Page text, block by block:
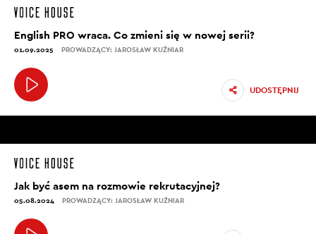
English PRO wraca. Co zmieni się w nowej serii?
01.09.2025 PROWADZĄCY: JAROSŁAW KUŹNIAR
UDOSTĘPNIJ
Jak być asem na rozmowie rekrutacyjnej?
05.08.2024 PROWADZĄCY: JAROSŁAW KUŹNIAR